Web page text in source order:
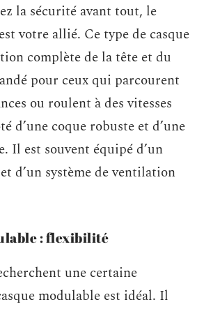
la sécurité avant tout, le
votre allié. Ce type de casque
complète de la tête et du
pour ceux qui parcourent
ou roulent à des vitesses
d’une coque robuste et d’une
Il est souvent équipé d’un
d’un système de ventilation
: flexibilité
une certaine
modulable est idéal. Il